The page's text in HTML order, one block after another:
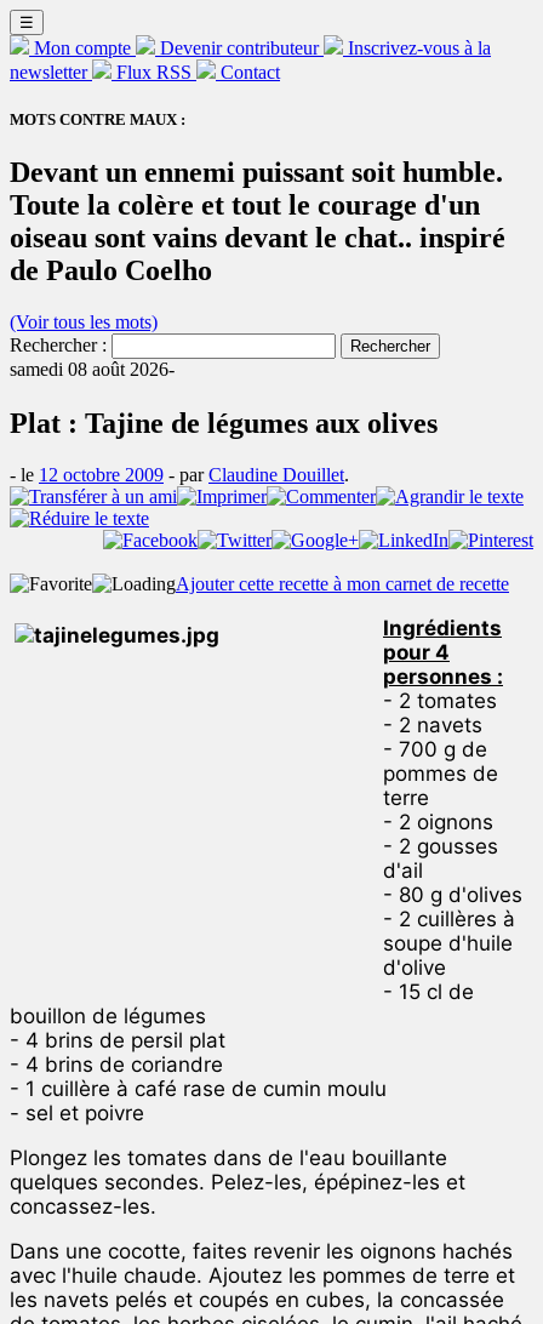
☰
Mon compte Devenir contributeur
Inscrivez-vous à la
newsletter
Flux RSS Contact
MOTS CONTRE MAUX :
Devant un ennemi puissant soit humble.
Toute la colère et tout le courage d'un
oiseau sont vains devant le chat.. inspiré
de Paulo Coelho
(Voir tous les mots)
Rechercher :
samedi 08 août 2026-
Plat : Tajine de légumes aux olives
- le 12 octobre 2009 - parClaudine Douillet.
Ajouter cette recette à mon carnet de recette
Ingrédients
pour 4
personnes :
- 2 tomates
- 2 navets
- 700 g de
pommes de
terre
- 2 oignons
- 2 gousses
d'ail
- 80 g d'olives
- 2 cuillères à
soupe d'huile
d'olive
- 15 cl de
bouillon de légumes
- 4 brins de persil plat
- 4 brins de coriandre
- 1 cuillère à café rase de cumin moulu
- sel et poivre
Plongez les tomates dans de l'eau bouillante
quelques secondes. Pelez-les, épépinez-les et
concassez-les.
Dans une cocotte, faites revenir les oignons hachés
avec l'huile chaude. Ajoutez les pommes de terre et
les navets pelés et coupés en cubes, la concassée